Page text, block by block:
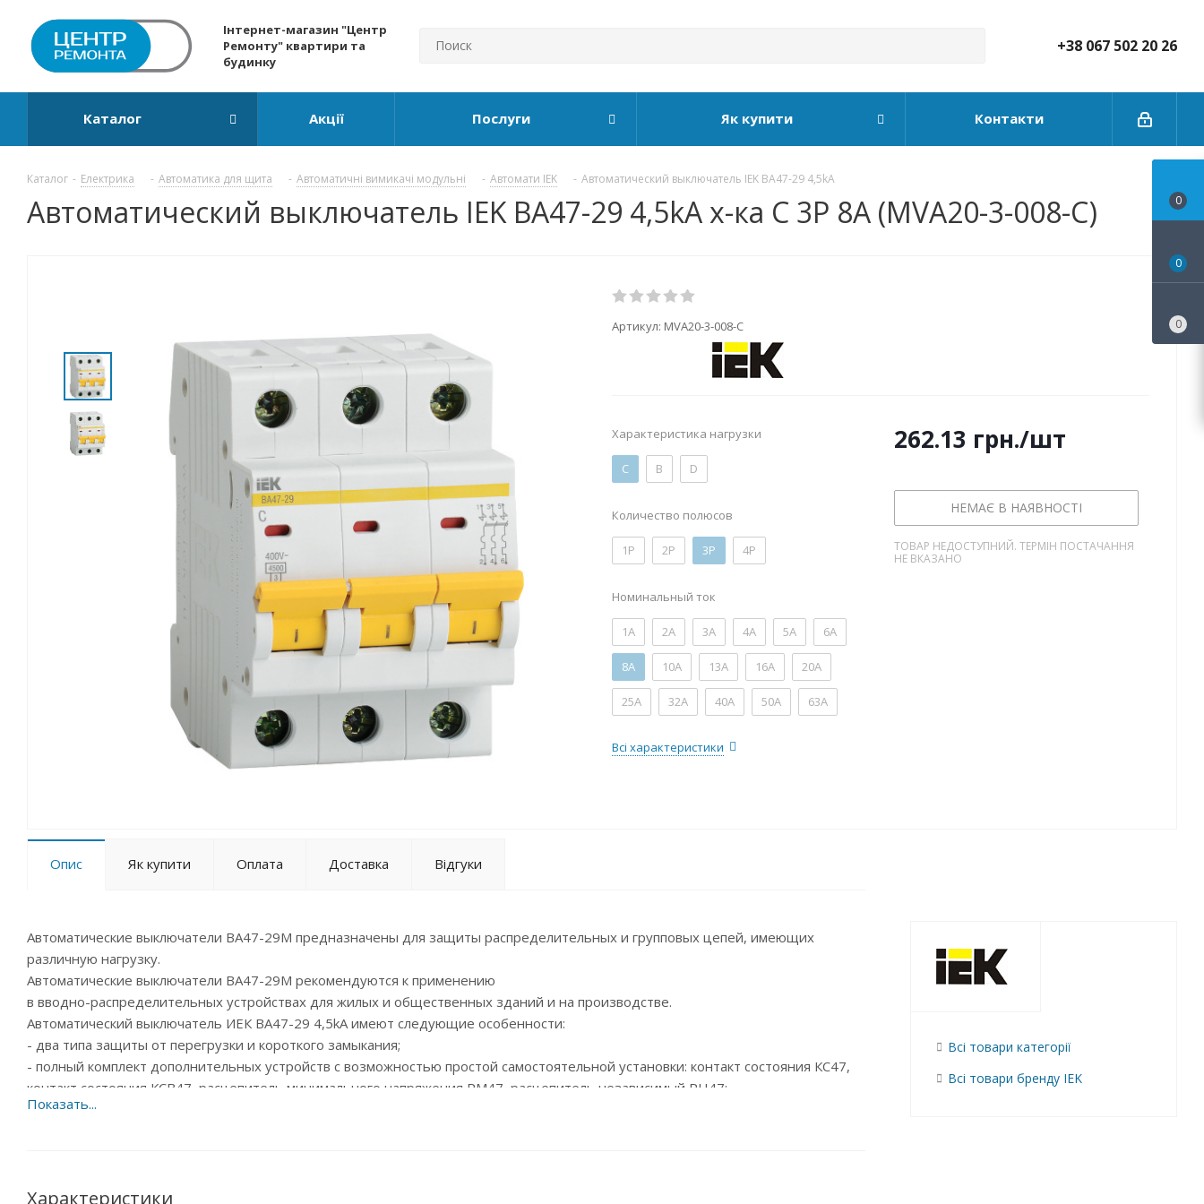
Інтернет-магазин "Центр
Ремонту" квартири та
будинку
+38 067 502 20 26
Каталог Акції Послуги Як купити Контакти
Каталог - Електрика - Автоматика для щита - Автоматичні вимикачі модульні - Автомати IEK - Автоматический выключатель IEK ВА47-29 4,5kA
Автоматический выключатель IEK ВА47-29 4,5kA х-ка C 3P 8А (MVA20-3-008-C)
Артикул: MVA20-3-008-C
Характеристика нагрузки
C B D
Количество полюсов
1P 2P 3P 4P
Номинальный ток
1А 2А 3А 4А 5А 6А
8А 10А 13А 16А 20А
25А 32А 40А 50А 63А
Всі характеристики
262.13 грн./шт
НЕМАЄ В НАЯВНОСТІ
ТОВАР НЕДОСТУПНИЙ. ТЕРМІН ПОСТАЧАННЯ
НЕ ВКАЗАНО
Опис Як купити Оплата Доставка Відгуки
Автоматические выключатели ВА47-29М предназначены для защиты распределительных и групповых цепей, имеющих
различную нагрузку.
Автоматические выключатели ВА47-29М рекомендуются к применению
в вводно-распределительных устройствах для жилых и общественных зданий и на производстве.
Автоматический выключатель ИЕК ВА47-29 4,5kA имеют следующие особенности:
- два типа защиты от перегрузки и короткого замыкания;
- полный комплект дополнительных устройств с возможностью простой самостоятельной установки: контакт состояния КС47,
контакт состояния КСВ47, расцепитель минимального напряжения РМ47, расцепитель независимый РН47;
- специальная конструкция корпуса с увеличенной теплоотдачей;
- усовершенствованная более широкая рукоятка выключателя с увеличенной площадью контакта;
Характеристики
Всі товари категорії
Всі товари бренду IEK
0
0
0